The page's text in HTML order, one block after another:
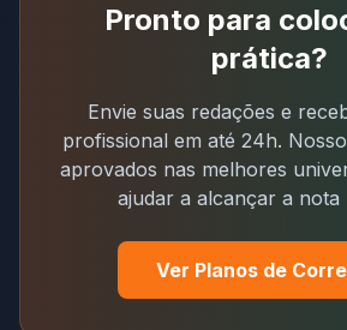
Pronto para
prática?
Envie suas redações e
profissional em até 24h.
aprovados nas melhores
ajudar a alcançar a nota
Ver Planos de